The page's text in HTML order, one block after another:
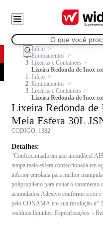
Início
Equipamentos
Lixeiras e Containers
Lixeira Redonda de Inox
Início
Equipamentos
Lixeiras e Containers
Lixeira Redonda de Inox
Lixeira Redonda de
Meia Esfera 30L
CODIGO: 1382
Detalhes:
"Confeccionada em aço inoxidável
tampa meia esfera confeccionada em
inferior enrolada para melhor
polipropileno para evitar o vazamento
acumulados Adesivo conforme a cor
pelo CONAMA em sua resolução n°
resíduos líquidos. Especificações: -